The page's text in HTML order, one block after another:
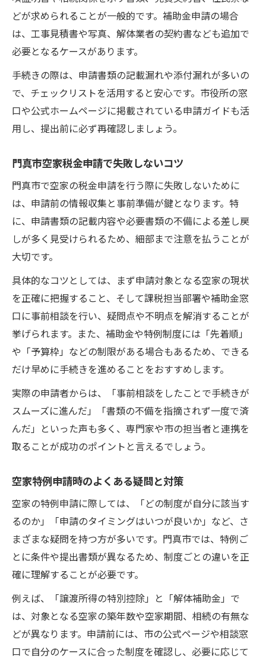
どが求められることが一般的です。補助金申請の場合
は、工事見積書や写真、解体業者の契約書なども追加で
必要となるケースがあります。
手続きの際は、申請書類の記載漏れや添付漏れが多いの
で、チェックリストを活用すると安心です。市役所の窓
口や公式ホームページに掲載されている申請ガイドも活
用し、提出前に必ず再確認しましょう。
門真市空家税金申請で失敗しないコツ
門真市で空家の税金申請を行う際に失敗しないために
は、申請前の情報収集と事前準備が鍵となります。特
に、申請書類の記載内容や必要書類の不備による差し戻
しが多く見受けられるため、細部まで注意を払うことが
大切です。
具体的なコツとしては、まず申請対象となる空家の現状
を正確に把握すること、そして課税担当部署や補助金窓
口に事前相談を行い、疑問点や不明点を解消することが
挙げられます。また、補助金や特例制度には「先着順」
や「予算枠」などの制限がある場合もあるため、できる
だけ早めに手続きを進めることをおすすめします。
実際の申請者からは、「事前相談をしたことで手続きが
スムーズに進んだ」「書類の不備を指摘されず一度で済
んだ」といった声も多く、専門家や市の担当者と連携を
取ることが成功のポイントと言えるでしょう。
空家特例申請時のよくある疑問と対策
空家の特例申請に際しては、「どの制度が自分に該当す
るのか」「申請のタイミングはいつが良いか」など、さ
まざまな疑問を持つ方が多いです。門真市では、特例ご
とに条件や提出書類が異なるため、制度ごとの違いを正
確に理解することが必要です。
例えば、「譲渡所得の特別控除」と「解体補助金」で
は、対象となる空家の築年数や空家期間、相続の有無な
どが異なります。申請前には、市の公式ページや相談窓
口で自分のケースに合った制度を確認し、必要に応じて